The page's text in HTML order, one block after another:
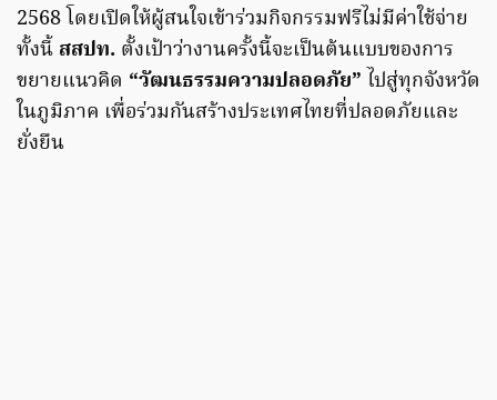
2568 โดยเปิดให้ผู้สนใจเข้าร่วมกิจกรรมฟรีไม่มีค่าใช้จ่าย
ทั้งนี้ สสปท. ตั้งเป้าว่างานครั้งนี้จะเป็นต้นแบบของการ
ขยายแนวคิด “วัฒนธรรมความปลอดภัย” ไปสู่ทุกจังหวัด
ในภูมิภาค เพื่อร่วมกันสร้างประเทศไทยที่ปลอดภัยและ
ยั่งยืน